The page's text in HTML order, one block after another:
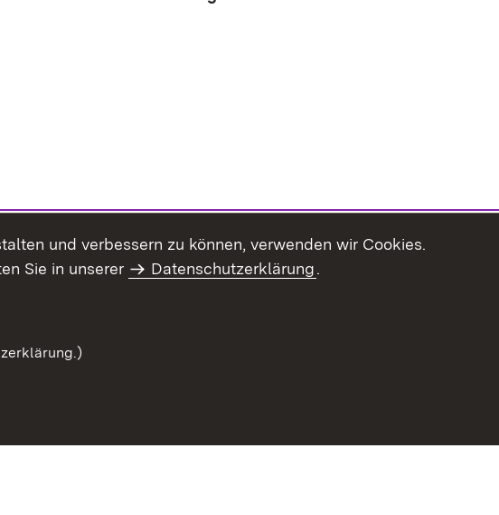
und verbessern zu können, verwenden wir Cookies.
Sie in unserer
Datenschutzerklärung.